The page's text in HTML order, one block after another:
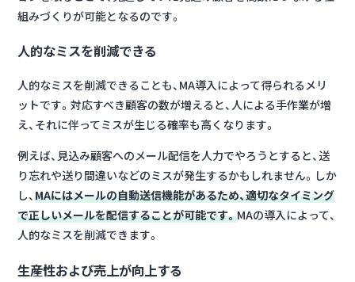
組みづくりが可能となるのです。
人的なミスを削減できる
人的なミスを削減できることも、MA導入によって得られるメリ
ットです。対応すべき顧客の数が増えると、人による手作業が増
え、それに伴ってミスが生じる確率も高くなります。
例えば、見込み顧客へのメール配信を人力でやろうとすると、送
り忘れや送り間違いなどのミスが発生するかもしれません。しか
し、MAにはメールの自動送信機能があるため、適切なタイミング
で正しいメールを配信することが可能です。MAの導入によって、
人的なミスを削減できます。
生産性および売上が向上する